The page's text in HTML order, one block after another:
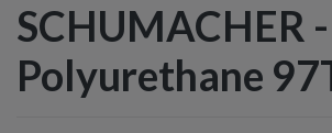
SCHUMACHER
Polyurethane